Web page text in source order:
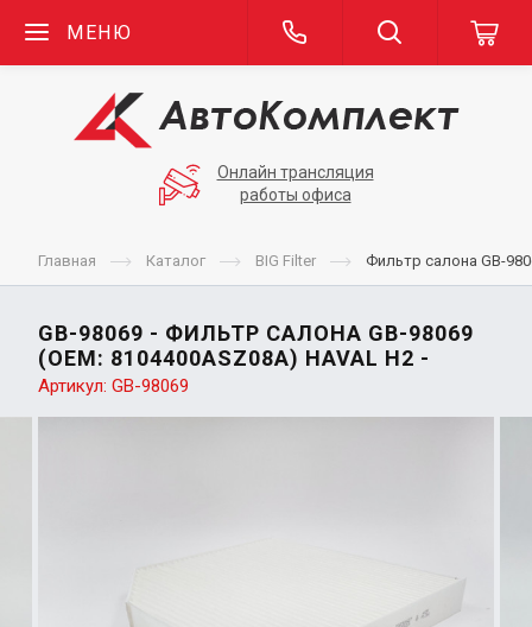
МЕНЮ
Онлайн трансляция
работы офиса
Главная Каталог BIG Filter Фильтр салона GB-
GB-98069 - ФИЛЬТР САЛОНА GB-98069
(OEM: 8104400ASZ08A) HAVAL H2 -
Артикул: GB-98069